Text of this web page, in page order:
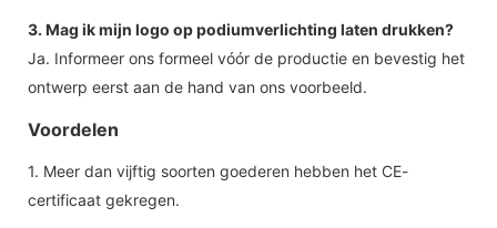
3. Mag ik mijn logo op podiumverlichting laten drukken?
Ja. Informeer ons formeel vóór de productie en bevestig het
ontwerp eerst aan de hand van ons voorbeeld.
Voordelen
1. Meer dan vijftig soorten goederen hebben het CE-
certificaat gekregen.